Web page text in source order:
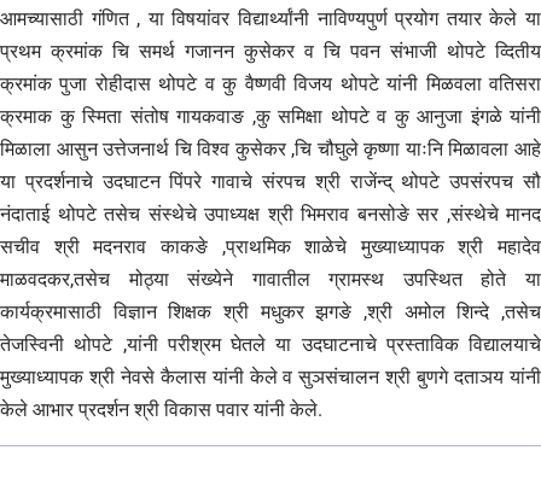
आमच्यासाठी गंणित , या विषयांवर विद्यार्थ्यांनी नाविण्यपुर्ण प्रयोग तयार केले या
प्रथम क्रमांक चि समर्थ गजानन कुसेकर व चि पवन संभाजी थोपटे व्दितीय
क्रमांक पुजा रोहीदास थोपटे व कु वैष्णवी विजय थोपटे यांनी मिळवला वतिसरा
क्रमाक कु स्मिता संतोष गायकवाङ ,कु समिक्षा थोपटे व कु आनुजा इंगळे यांनी
मिळाला आसुन उत्तेजनार्थ चि विश्व कुसेकर ,चि चौघुले कृष्णा याःनि मिळावला आहे
या प्रदर्शनाचे उदघाटन पिंपरे गावाचे संरपच श्री राजेंन्द् थोपटे उपसंरपच सौ
नंदाताई थोपटे तसेच संस्थेचे उपाध्यक्ष श्री भिमराव बनसोङे सर ,संस्थेचे मानद
सचीव श्री मदनराव काकङे ,प्राथमिक शाळेचे मुख्याध्यापक श्री महादेव
माळवदकर,तसेच मोठ्या संख्येने गावातील ग्रामस्थ उपस्थित होते या
कार्यक्रमासाठी विज्ञान शिक्षक श्री मधुकर झगङे ,श्री अमोल शिन्दे ,तसेच
तेजस्विनी थोपटे ,यांनी परीश्रम घेतले या उदघाटनाचे प्रस्ताविक विद्यालयाचे
मुख्याध्यापक श्री नेवसे कैलास यांनी केले व सुञसंचालन श्री बुणगे दताञय यांनी
केले आभार प्रदर्शन श्री विकास पवार यांनी केले.